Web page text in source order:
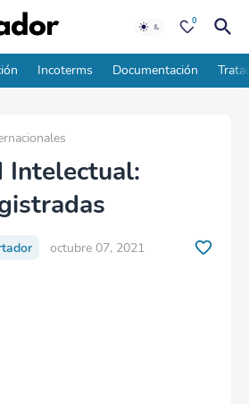
0
Incoterms Documentación
Intelectual:
octubre 07, 2021